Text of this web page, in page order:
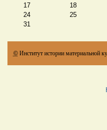
17 18
24
25
31
© Институт истории материальной